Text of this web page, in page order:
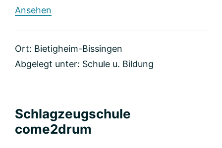
Ansehen
Ort: Bietigheim-Bissingen
Abgelegt unter: Schule u. Bildung
Schlagzeugschule
come2drum